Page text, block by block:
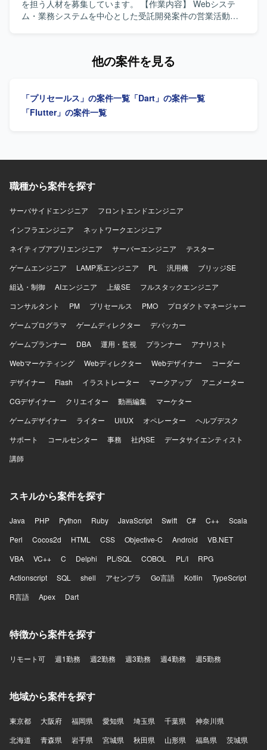
いただける方を歓迎いたします。 【ポジションの魅力】 大
手通信グループ会社向けのサービス基盤に関わることがで
スキルを高めていただけます。 【開発環境】 通信・テレコ
で業務を行っていただきます。
を担う人材を募集しています。 【作業内容】 Webシステ
ム・業務システムを中心とした受託開発案件の営業活動全
動、見積調整、クロージング対応、新規顧客開拓および既
と連携しながら提案を推進できる方を求めています。 【ポ
ジションの魅力】 中堅～大手企業、SIer、事業会社などに
他の案件を見る
「プリセールス」の案件一覧 「Dart」の案件一覧
「Flutter」の案件一覧
職種から案件を探す
サーバサイドエンジニア
フロントエンドエンジニア
インフラエンジニア
ネットワークエンジニア
ネイティブアプリエンジニア
サーバーエンジニア
テスター
ゲームエンジニア
LAMP系エンジニア PL 汎用機
ブリッジSE
組込・制御
AIエンジニア 上級SE
フルスタックエンジニア
コンサルタント
PM プリセールス PMO
プロダクトマネージャー
ゲームプログラマ
ゲームディレクター
デバッカー
ゲームプランナー
DBA 運用・監視 プランナー
アナリスト
Webマーケティング
Webディレクター Webデザイナー
コーダー
デザイナー
Flash イラストレーター マークアップ
アニメーター
CGデザイナー
クリエイター 動画編集
マーケター
ゲームデザイナー
ライター UI/UX オペレーター
ヘルプデスク
サポート
コールセンター 事務 社内SE
データサイエンティスト
講師
スキルから案件を探す
Java PHP Python Ruby JavaScript Swift C# C++
Scala
Perl
Cocos2d HTML CSS Objective-C Android
VB.NET
VBA
VC++ C Delphi PL/SQL COBOL PL/I
RPG
Actionscript
SQL shell アセンブラ Go言語 Kotlin
TypeScript
R言語
Apex Dart
特徴から案件を探す
リモート可 週1勤務 週2勤務 週3勤務 週4勤務 週5勤務
地域から案件を探す
東京都 大阪府 福岡県 愛知県 埼玉県 千葉県
神奈川県
北海道
青森県 岩手県 宮城県 秋田県 山形県 福島県 茨城県